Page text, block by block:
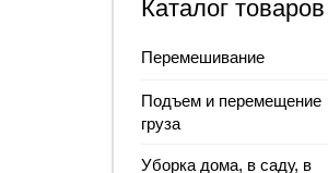
Каталог товаров
Перемешивание
Подъем и перемещение
груза
Уборка дома, в саду, в